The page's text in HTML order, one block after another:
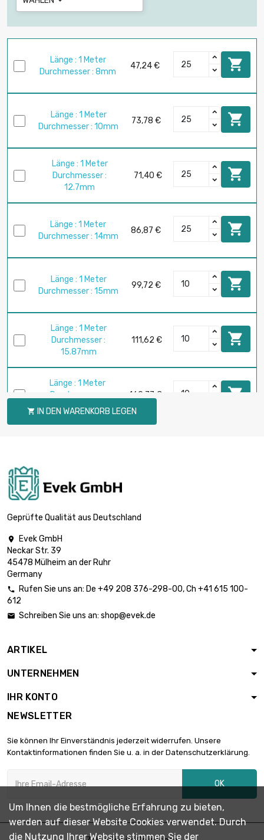
Länge : 1 Meter
Durchmesser : 8mm
47,24 € 
Länge : 1 Meter
Durchmesser : 10mm
73,78 € 
Länge : 1 Meter
Durchmesser :
12.7mm
71,40 € 
Länge : 1 Meter
Durchmesser : 14mm
86,87 € 
Länge : 1 Meter
Durchmesser : 15mm
99,72 € 
Länge : 1 Meter
Durchmesser :
15.87mm
111,62 € 
Länge : 1 Meter
Durchmesser :
19.05mm
160,77 € 
Länge : 1 Meter
22.25mm
Länge : 1 Meter
Durchmesser :
Durchmesser :
347,36 €
Durchmesser :
Länge : 1 Meter
32mm
Durchmesser :
Länge : 1 Meter
Durchmesser :
708,76 €
 IN DEN WARENKORB LEGEN
Geprüfte Qualität aus Deutschland

Evek GmbH
Neckar Str. 39
45478 Mülheim an der Ruhr
Germany
 Rufen Sie uns an: De +49 208 376-298-00, Ch +41 615 100-
612
 Schreiben Sie uns an: shop@evek.de
ARTIKEL
UNTERNEHMEN
IHR KONTO
NEWSLETTER
Sie können Ihr Einverständnis jederzeit widerrufen. Unsere
Kontaktinformationen finden Sie u. a. in der Datenschutzerklärung.
OK
Um Ihnen die bestmögliche Erfahrung zu bieten,
werden auf dieser Website Cookies verwendet. Durch
die Nutzung Ihrer Website stimmen Sie der